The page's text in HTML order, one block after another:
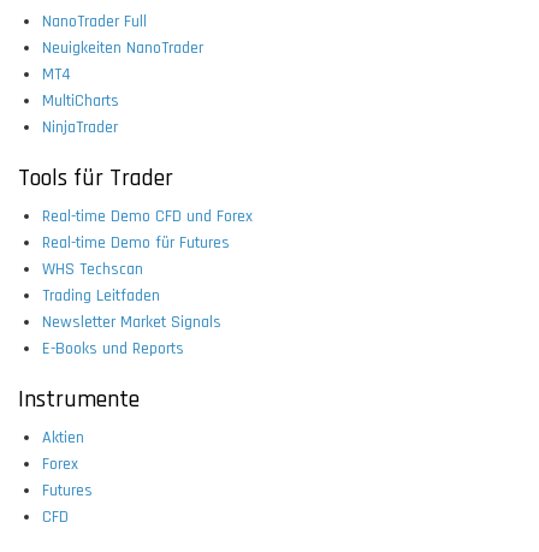
NanoTrader Full
Neuigkeiten NanoTrader
MT4
MultiCharts
NinjaTrader
Tools für Trader
Real-time Demo CFD und Forex
Real-time Demo für Futures
WHS Techscan
Trading Leitfaden
Newsletter Market Signals
E-Books und Reports
Instrumente
Aktien
Forex
Futures
CFD